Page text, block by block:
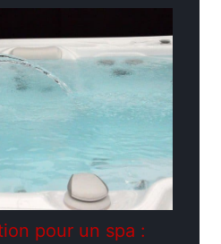
pour un spa :